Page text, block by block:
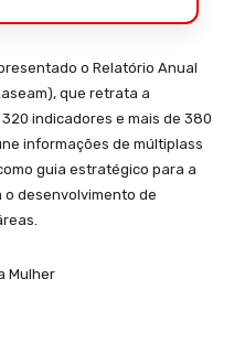
o Relatório Anual
que retrata a
indicadores e mais de 380
informações de múltiplass
guia estratégico para a
desenvolvimento de
Mulher